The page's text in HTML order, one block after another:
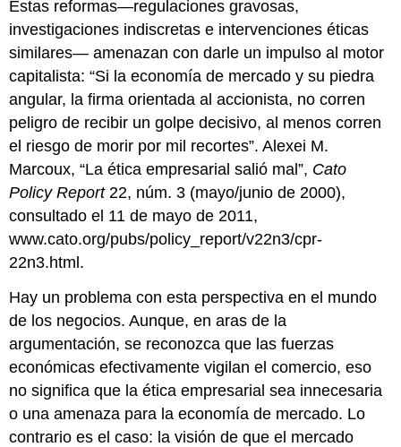
Estas reformas—regulaciones gravosas,
investigaciones indiscretas e intervenciones éticas
similares— amenazan con darle un impulso al motor
capitalista: “Si la economía de mercado y su piedra
angular, la firma orientada al accionista, no corren
peligro de recibir un golpe decisivo, al menos corren
el riesgo de morir por mil recortes”. Alexei M.
Marcoux, “La ética empresarial salió mal”, Cato
Policy Report22, núm. 3 (mayo/junio de 2000),
consultado el 11 de mayo de 2011,
www.cato.org/pubs/policy_report/v22n3/cpr-
22n3.html.
Hay un problema con esta perspectiva en el mundo
de los negocios. Aunque, en aras de la
argumentación, se reconozca que las fuerzas
económicas efectivamente vigilan el comercio, eso
no significa que la ética empresarial sea innecesaria
o una amenaza para la economía de mercado. Lo
contrario es el caso: la visión de que el mercado